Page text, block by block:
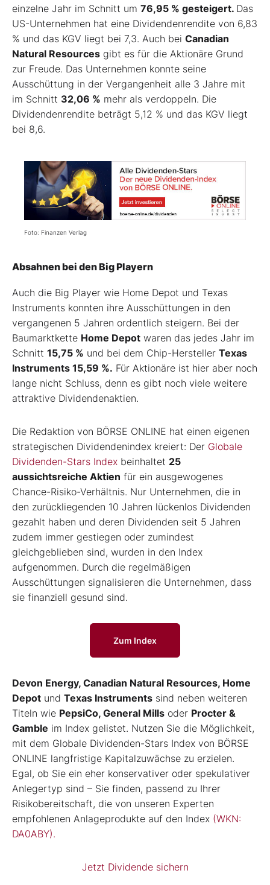
einzelne Jahr im Schnitt um 76,95 % gesteigert. Das
US-Unternehmen hat eine Dividendenrendite von 6,83
% und das KGV liegt bei 7,3. Auch bei Canadian
Natural Resources gibt es für die Aktionäre Grund
zur Freude. Das Unternehmen konnte seine
Ausschüttung in der Vergangenheit alle 3 Jahre mit
im Schnitt 32,06 % mehr als verdoppeln. Die
Dividendenrendite beträgt 5,12 % und das KGV liegt
bei 8,6.
Foto: Finanzen Verlag
Absahnen bei den Big Playern
Auch die Big Player wie Home Depot und Texas
Instruments konnten ihre Ausschüttungen in den
vergangenen 5 Jahren ordentlich steigern. Bei der
Baumarktkette Home Depot waren das jedes Jahr im
Schnitt 15,75 % und bei dem Chip-Hersteller Texas
Instruments 15,59 %. Für Aktionäre ist hier aber noch
lange nicht Schluss, denn es gibt noch viele weitere
attraktive Dividendenaktien.
Die Redaktion von BÖRSE ONLINE hat einen eigenen
strategischen Dividendenindex kreiert: Der Globale
Dividenden-Stars Index beinhaltet 25
aussichtsreiche Aktien für ein ausgewogenes
Chance-Risiko-Verhältnis. Nur Unternehmen, die in
den zurückliegenden 10 Jahren lückenlos Dividenden
gezahlt haben und deren Dividenden seit 5 Jahren
zudem immer gestiegen oder zumindest
gleichgeblieben sind, wurden in den Index
aufgenommen. Durch die regelmäßigen
Ausschüttungen signalisieren die Unternehmen, dass
sie finanziell gesund sind.
Zum Index
Devon Energy, Canadian Natural Resources, Home
Depot und Texas Instruments sind neben weiteren
Titeln wie PepsiCo, General Mills oder Procter &
Gamble im Index gelistet. Nutzen Sie die Möglichkeit,
mit dem Globale Dividenden-Stars Index von BÖRSE
ONLINE langfristige Kapitalzuwächse zu erzielen.
Egal, ob Sie ein eher konservativer oder spekulativer
Anlegertyp sind – Sie finden, passend zu Ihrer
Risikobereitschaft, die von unseren Experten
empfohlenen Anlageprodukte auf den Index (WKN:
DA0ABY).
Jetzt Dividende sichern